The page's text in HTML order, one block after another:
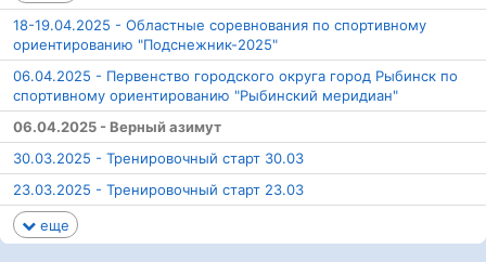
18-19.04.2025 - Областные соревнования по спортивному
ориентированию "Подснежник-2025"
06.04.2025 - Первенство городского округа город Рыбинск по
спортивному ориентированию "Рыбинский меридиан"
06.04.2025 - Верный азимут
30.03.2025 - Тренировочный старт 30.03
23.03.2025 - Тренировочный старт 23.03
еще